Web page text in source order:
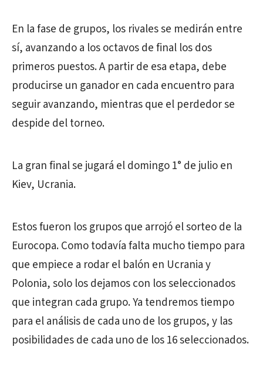
En la fase de grupos, los rivales se medirán entre
sí, avanzando a los octavos de final los dos
primeros puestos. A partir de esa etapa, debe
producirse un ganador en cada encuentro para
seguir avanzando, mientras que el perdedor se
despide del torneo.
La gran final se jugará el domingo 1° de julio en
Kiev, Ucrania.
Estos fueron los grupos que arrojó el sorteo de la
Eurocopa. Como todavía falta mucho tiempo para
que empiece a rodar el balón en Ucrania y
Polonia, solo los dejamos con los seleccionados
que integran cada grupo. Ya tendremos tiempo
para el análisis de cada uno de los grupos, y las
posibilidades de cada uno de los 16 seleccionados.